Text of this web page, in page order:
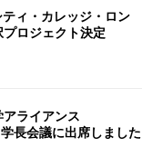
ィ・カレッジ・ロン
プロジェクト決定
ライアンス
長会議に出席しました